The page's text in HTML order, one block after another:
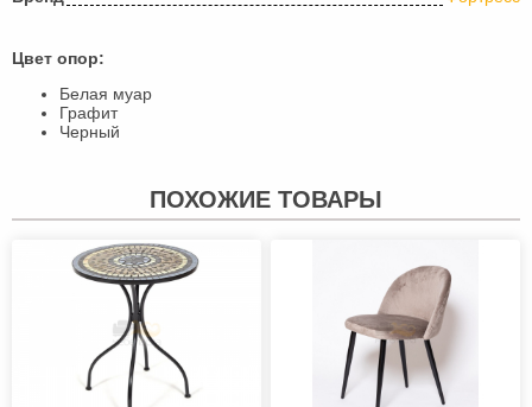
Цвет опор:
Белая муар
Графит
Черный
ПОХОЖИЕ ТОВАРЫ